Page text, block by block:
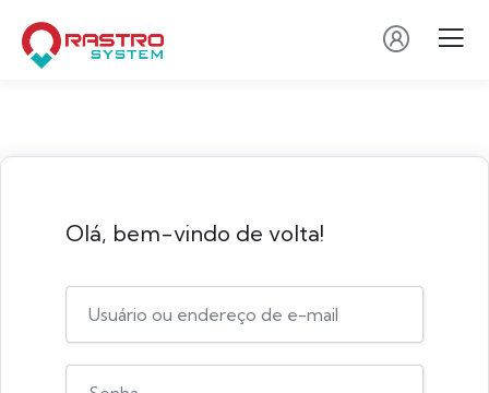
Olá, bem-vindo de volta!